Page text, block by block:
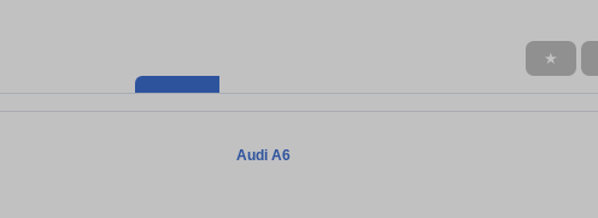
★
Audi A6